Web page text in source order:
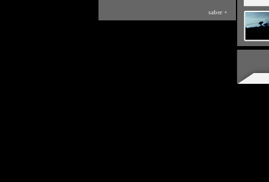
saber +